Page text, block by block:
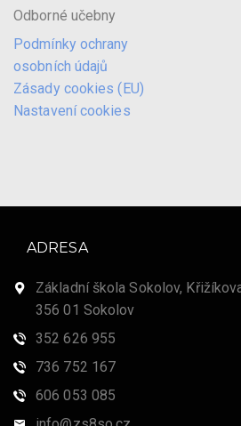
Odborné učebny
Podmínky ochrany
osobních údajů
Zásady cookies (EU)
Nastavení cookies
ADRESA
Základní škola Sokolov,
356 01 Sokolov
352 626 955
736 752 167
606 053 085